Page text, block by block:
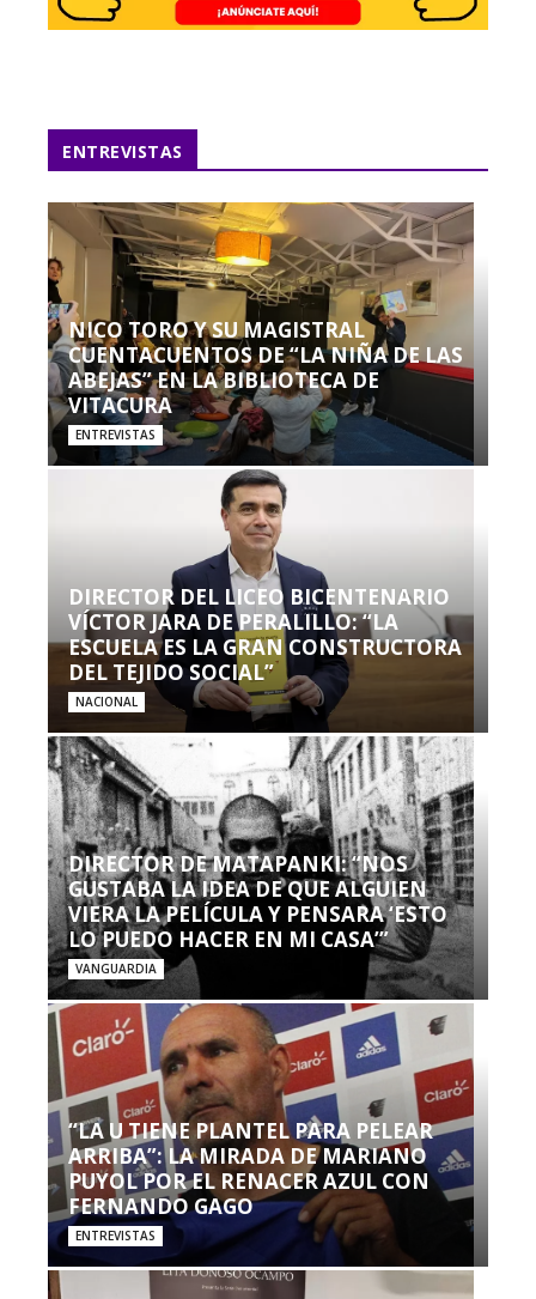
ENTREVISTAS
NICO TORO Y SU MAGISTRAL
CUENTACUENTOS DE “LA NIÑA DE LAS
ABEJAS” EN LA BIBLIOTECA DE
VITACURA
ENTREVISTAS
DIRECTOR DEL LICEO BICENTENARIO
VÍCTOR JARA DE PERALILLO: “LA
ESCUELA ES LA GRAN CONSTRUCTORA
DEL TEJIDO SOCIAL”
NACIONAL
DIRECTOR DE MATAPANKI: “NOS
GUSTABA LA IDEA DE QUE ALGUIEN
VIERA LA PELÍCULA Y PENSARA ‘ESTO
LO PUEDO HACER EN MI CASA’”
VANGUARDIA
“LA U TIENE PLANTEL PARA PELEAR
ARRIBA”: LA MIRADA DE MARIANO
PUYOL POR EL RENACER AZUL CON
FERNANDO GAGO
ENTREVISTAS